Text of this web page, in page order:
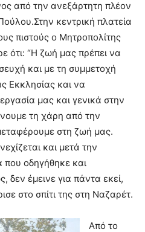
από την ανεξάρτητη πλέον
κεντρική πλατεία
πιστούς ο Μητροπολίτης
ότι: “Η ζωή μας πρέπει να
και με τη συμμετοχή
Εκκλησίας και να
μας και γενικά στην
τη χάρη από την
στη ζωή μας.
και μετά την
οδηγήθηκε και
έμεινε για πάντα εκεί,
στο σπίτι της στη Ναζαρέτ.
Από το